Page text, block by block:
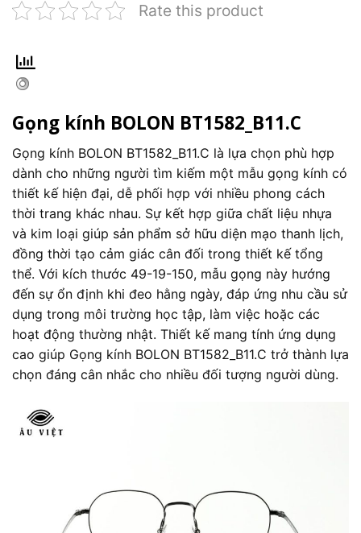
Rate this product
Gọng kính BOLON BT1582_B11.C
Gọng kính BOLON BT1582_B11.C là lựa chọn phù hợp
dành cho những người tìm kiếm một mẫu gọng kính có
thiết kế hiện đại, dễ phối hợp với nhiều phong cách
thời trang khác nhau. Sự kết hợp giữa chất liệu nhựa
và kim loại giúp sản phẩm sở hữu diện mạo thanh lịch,
đồng thời tạo cảm giác cân đối trong thiết kế tổng
thể. Với kích thước 49-19-150, mẫu gọng này hướng
đến sự ổn định khi đeo hằng ngày, đáp ứng nhu cầu sử
dụng trong môi trường học tập, làm việc hoặc các
hoạt động thường nhật. Thiết kế mang tính ứng dụng
cao giúp Gọng kính BOLON BT1582_B11.C trở thành lựa
chọn đáng cân nhắc cho nhiều đối tượng người dùng.